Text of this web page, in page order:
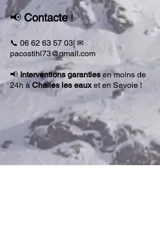
📢Contacte!
📞 06 62 63 57 03| ✉
pacostihl73@gmail.com
📢Interventions garanties en moins de
24h àChalles les eauxet en Savoie !